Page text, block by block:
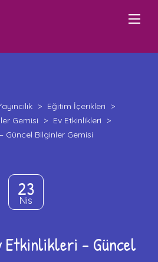
> Eğitim İçerikleri
>
Gemisi > Ev Etkinlikleri
>
Güncel Bilginler Gemisi
23
Nis
Etkinlikleri – Güncel